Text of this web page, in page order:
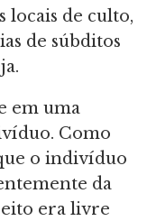
locais de culto,
de súbditos
em uma
Como
o indivíduo
da
era livre